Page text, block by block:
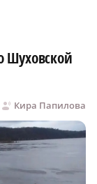
Шуховской
Кира Папилова